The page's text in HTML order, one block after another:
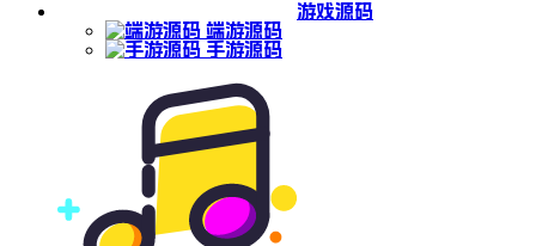
游戏源码
端游源码
手游源码